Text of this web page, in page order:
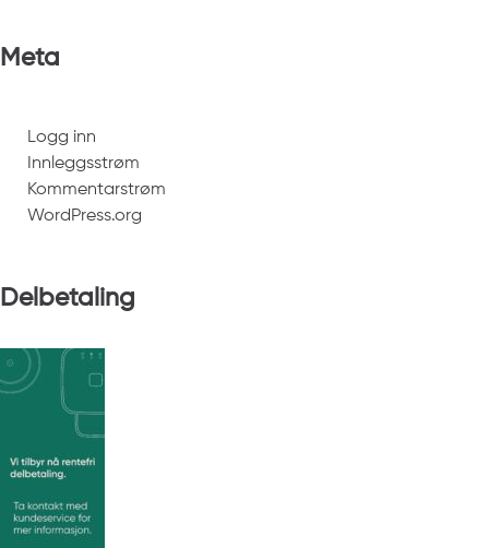
Meta
Logg inn
Innleggsstrøm
Kommentarstrøm
WordPress.org
Delbetaling